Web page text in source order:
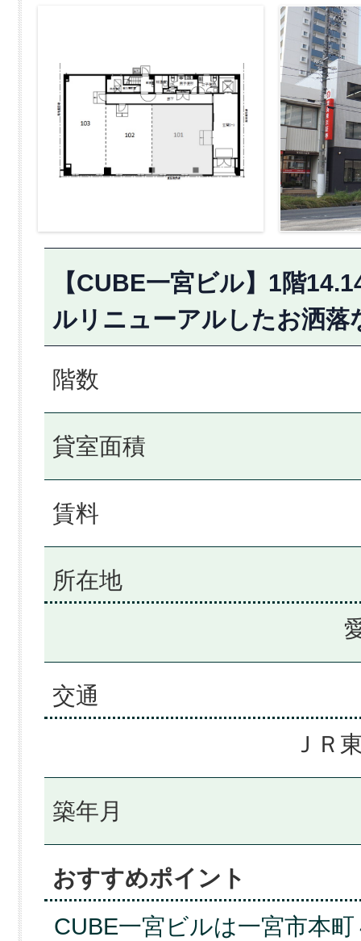
【CUBE一宮ビル】1階
ルリニューアルしたお洒落
階数
貸室面積
賃料
所在地
交通
ＪＲ
築年月
おすすめポイント
CUBE一宮ビルは一宮市本